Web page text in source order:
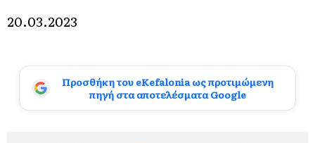
20.03.2023
Προσθήκη του eKefalonia ως προτιμώμενη
πηγή στα αποτελέσματα Google